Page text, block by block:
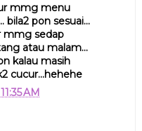
mmg menu
bila2 pon sesuai...
mmg sedap
atau malam...
kalau masih
cucur...hehehe
AM